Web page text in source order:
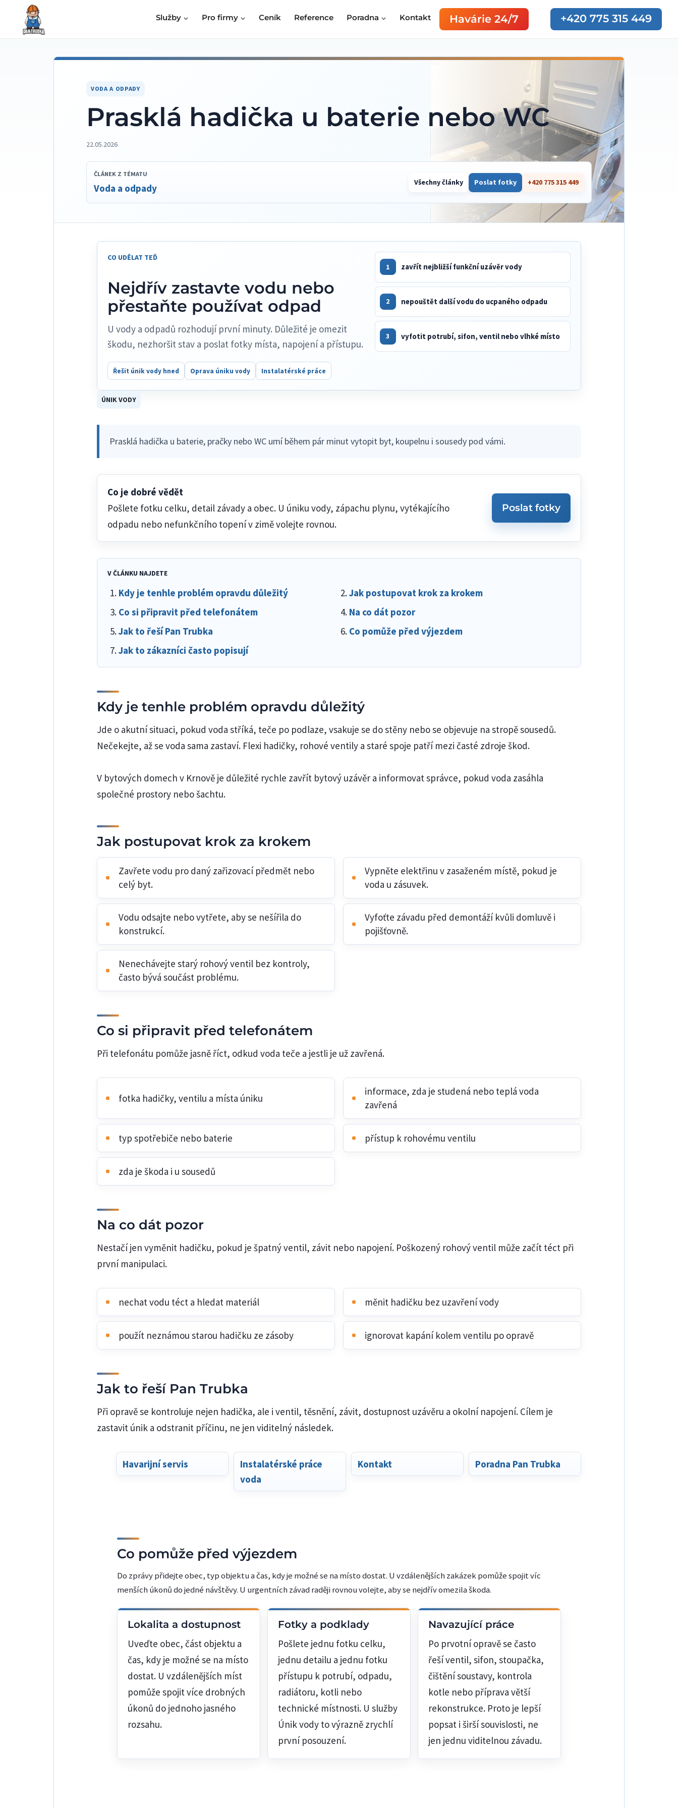
Přeskočit
obsah
Služby Pro firmy Ceník Reference Poradna Kontakt Havárie 24/7 +420 775 315 449
VODA A ODPADY
Prasklá hadička u baterie nebo WC
22.05.2026
ČLÁNEK Z TÉMATU
Voda a odpady Všechny články Poslat fotky +420 775 315 449
CO UDĚLAT TEĎ
Nejdřív zastavte vodu nebo
přestaňte používat odpad
U vody a odpadů rozhodují první minuty. Důležité je omezit
škodu, nezhoršit stav a poslat fotky místa, napojení a přístupu.
1 zavřít nejbližší funkční uzávěr vody
2 nepouštět další vodu do ucpaného odpadu
3 vyfotit potrubí, sifon, ventil nebo vlhké místo
Řešit únik vody hned Oprava úniku vody Instalatérské práce
ÚNIK VODY
Prasklá hadička u baterie, pračky nebo WC umí během pár minut vytopit byt, koupelnu i sousedy pod vámi.
Co je dobré vědět
Pošlete fotku celku, detail závady a obec. U úniku vody, zápachu plynu, vytékajícího
odpadu nebo nefunkčního topení v zimě volejte rovnou.
Poslat fotky
V ČLÁNKU NAJDETE
Kdy je tenhle problém opravdu důležitý
Jak postupovat krok za krokem
Co si připravit před telefonátem
Na co dát pozor
Jak to řeší Pan Trubka
Co pomůže před výjezdem
Jak to zákazníci často popisují
Kdy je tenhle problém opravdu důležitý
Jde o akutní situaci, pokud voda stříká, teče po podlaze, vsakuje se do stěny nebo se objevuje na stropě sousedů.
Nečekejte, až se voda sama zastaví. Flexi hadičky, rohové ventily a staré spoje patří mezi časté zdroje škod.
V bytových domech v Krnově je důležité rychle zavřít bytový uzávěr a informovat správce, pokud voda zasáhla
společné prostory nebo šachtu.
Jak postupovat krok za krokem
Zavřete vodu pro daný zařizovací předmět nebo
celý byt.
Vypněte elektřinu v zasaženém místě, pokud je
voda u zásuvek.
Vodu odsajte nebo vytřete, aby se nešířila do
konstrukcí.
Vyfoťte závadu před demontáží kvůli domluvě i
pojišťovně.
Nenechávejte starý rohový ventil bez kontroly,
často bývá součást problému.
Co si připravit před telefonátem
Při telefonátu pomůže jasně říct, odkud voda teče a jestli je už zavřená.
fotka hadičky, ventilu a místa úniku
informace, zda je studená nebo teplá voda
zavřená
typ spotřebiče nebo baterie přístup k rohovému ventilu
zda je škoda i u sousedů
Na co dát pozor
Nestačí jen vyměnit hadičku, pokud je špatný ventil, závit nebo napojení. Poškozený rohový ventil může začít téct při
první manipulaci.
nechat vodu téct a hledat materiál měnit hadičku bez uzavření vody
použít neznámou starou hadičku ze zásoby ignorovat kapání kolem ventilu po opravě
Jak to řeší Pan Trubka
Při opravě se kontroluje nejen hadička, ale i ventil, těsnění, závit, dostupnost uzávěru a okolní napojení. Cílem je
zastavit únik a odstranit příčinu, ne jen viditelný následek.
Havarijní servis
Instalatérské práce
voda
Kontakt Poradna Pan Trubka
Co pomůže před výjezdem
Do zprávy přidejte obec, typ objektu a čas, kdy je možné se na místo dostat. U vzdálenějších zakázek pomůže spojit víc
menších úkonů do jedné návštěvy. U urgentních závad raději rovnou volejte, aby se nejdřív omezila škoda.
Lokalita a dostupnost
Uveďte obec, část objektu a
čas, kdy je možné se na místo
dostat. U vzdálenějších míst
pomůže spojit více drobných
úkonů do jednoho jasného
rozsahu.
Fotky a podklady
Pošlete jednu fotku celku,
jednu detailu a jednu fotku
přístupu k potrubí, odpadu,
radiátoru, kotli nebo
technické místnosti. U služby
Únik vody to výrazně zrychlí
první posouzení.
Navazující práce
Po prvotní opravě se často
řeší ventil, sifon, stoupačka,
čištění soustavy, kontrola
kotle nebo příprava větší
rekonstrukce. Proto je lepší
popsat i širší souvislosti, ne
jen jednu viditelnou závadu.